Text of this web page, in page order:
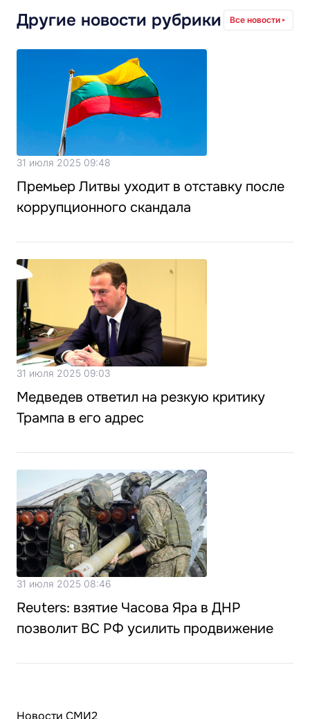
Другие новости рубрики Все новости
31 июля 2025 09:48
Премьер Литвы уходит в отставку после
коррупционного скандала
31 июля 2025 09:03
Медведев ответил на резкую критику
Трампа в его адрес
31 июля 2025 08:46
Reuters: взятие Часова Яра в ДНР
позволит ВС РФ усилить продвижение
Новости СМИ2